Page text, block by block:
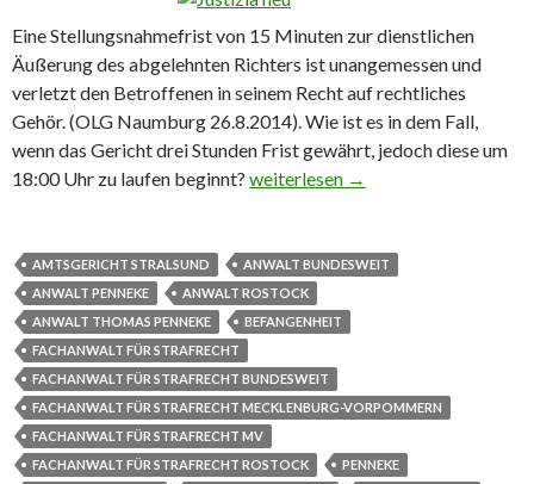
Eine Stellungsnahmefrist von 15 Minuten zur dienstlichen
Äußerung des abgelehnten Richters ist unangemessen und
verletzt den Betroffenen in seinem Recht auf rechtliches
Gehör. (OLG Naumburg 26.8.2014). Wie ist es in dem Fall,
wenn das Gericht drei Stunden Frist gewährt, jedoch diese um
18:00 Uhr zu laufen beginnt? Anspruch auf rechtliches Gehör
weiterlesen →
AMTSGERICHT STRALSUND
ANWALT BUNDESWEIT
ANWALT PENNEKE
ANWALT ROSTOCK
ANWALT THOMAS PENNEKE
BEFANGENHEIT
FACHANWALT FÜR STRAFRECHT
FACHANWALT FÜR STRAFRECHT BUNDESWEIT
FACHANWALT FÜR STRAFRECHT MECKLENBURG-VORPOMMERN
FACHANWALT FÜR STRAFRECHT MV
FACHANWALT FÜR STRAFRECHT ROSTOCK
PENNEKE